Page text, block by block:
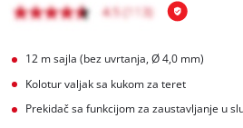
12 m sajla (bez uvrtanja, Ø 4,0 mm)
Kolotur valjak sa kukom za teret
Prekidač sa funkcijom za zaustavljanje u